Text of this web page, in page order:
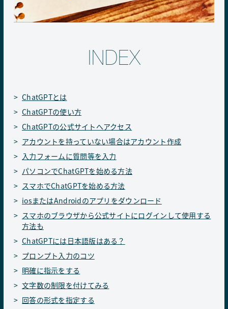
INDEX
ChatGPTとは
ChatGPTの使い方
ChatGPTの公式サイトへアクセス
アカウントを持っていない場合はアカウント作成
入力フォームに質問等を入力
パソコンでChatGPTを始める方法
スマホでChatGPTを始める方法
iosまたはAndroidのアプリをダウンロード
スマホのブラウザから公式サイトにログインして使用する
方法も
ChatGPTには日本語版はある？
プロンプト入力のコツ
明確に指示をする
文字数の制限を付けてみる
回答の形式を指定する